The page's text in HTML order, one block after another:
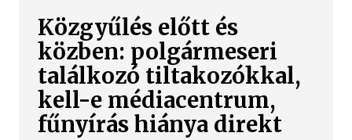
Közgyűlés előtt és
közben: polgármeseri
találkozó tiltakozókkal,
kell-e médiacentrum,
fűnyírás hiánya direkt